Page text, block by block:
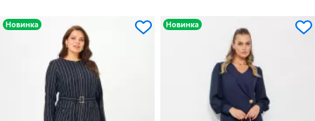
Новинка Новинка